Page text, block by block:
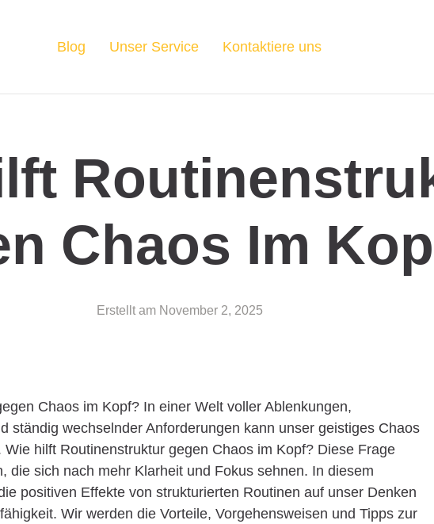
Blog Unser Service Kontaktiere uns
Chaos Im
Erstellt am November 2, 2025
Chaos im Kopf? In einer Welt voller Ablenkungen,
ständig wechselnder Anforderungen kann unser geistiges Chaos
hilft Routinenstruktur gegen Chaos im Kopf? Diese Frage
die sich nach mehr Klarheit und Fokus sehnen. In diesem
positiven Effekte von strukturierten Routinen auf unser Denken
Wir werden die Vorteile, Vorgehensweisen und Tipps zur